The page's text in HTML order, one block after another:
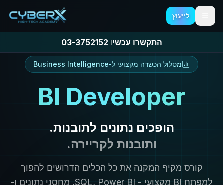
דלג לתוכן הראשידלג לתפריט לייעוץ
התקשרו עכשיו 03-3752152
מסלול הכשרה מקצועי ל-Business Intelligence
BI Developer
הופכים נתונים לתובנות.
ותובנות לקריירה.
קורס מקיף המקנה את כל הכלים הדרושים להפוך
למפתח BI מקצועי - SQL, Power BI, מחסני נתונים ו-